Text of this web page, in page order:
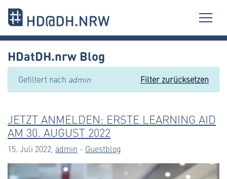
HDatDH.nrw Blog
Gefiltert nach admin Filter zurücksetzen
JETZT ANMELDEN: ERSTE LEARNING AID
AM 30. AUGUST 2022
15. Juli 2022, admin - Guestblog